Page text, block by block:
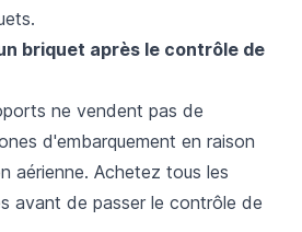
briquet après le contrôle de
ne vendent pas de
d'embarquement en raison
aérienne. Achetez tous les
avant de passer le contrôle de